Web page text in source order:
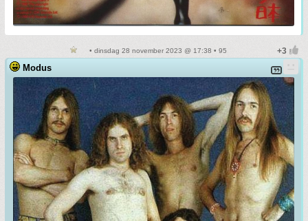
• dinsdag 28 november 2023 @ 17:38 • 95
Modus